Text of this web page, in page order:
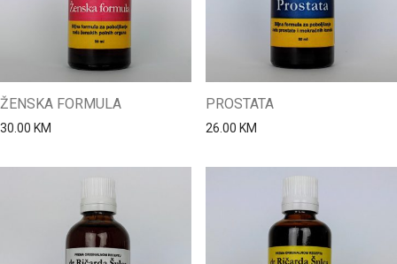
ŽENSKA FORMULA
30.00 KM
PROSTATA
26.00 KM